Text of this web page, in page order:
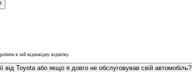
в ній відповідну відмітку.
від Toyota або якщо я довго не обслуговував свій автомобіль?